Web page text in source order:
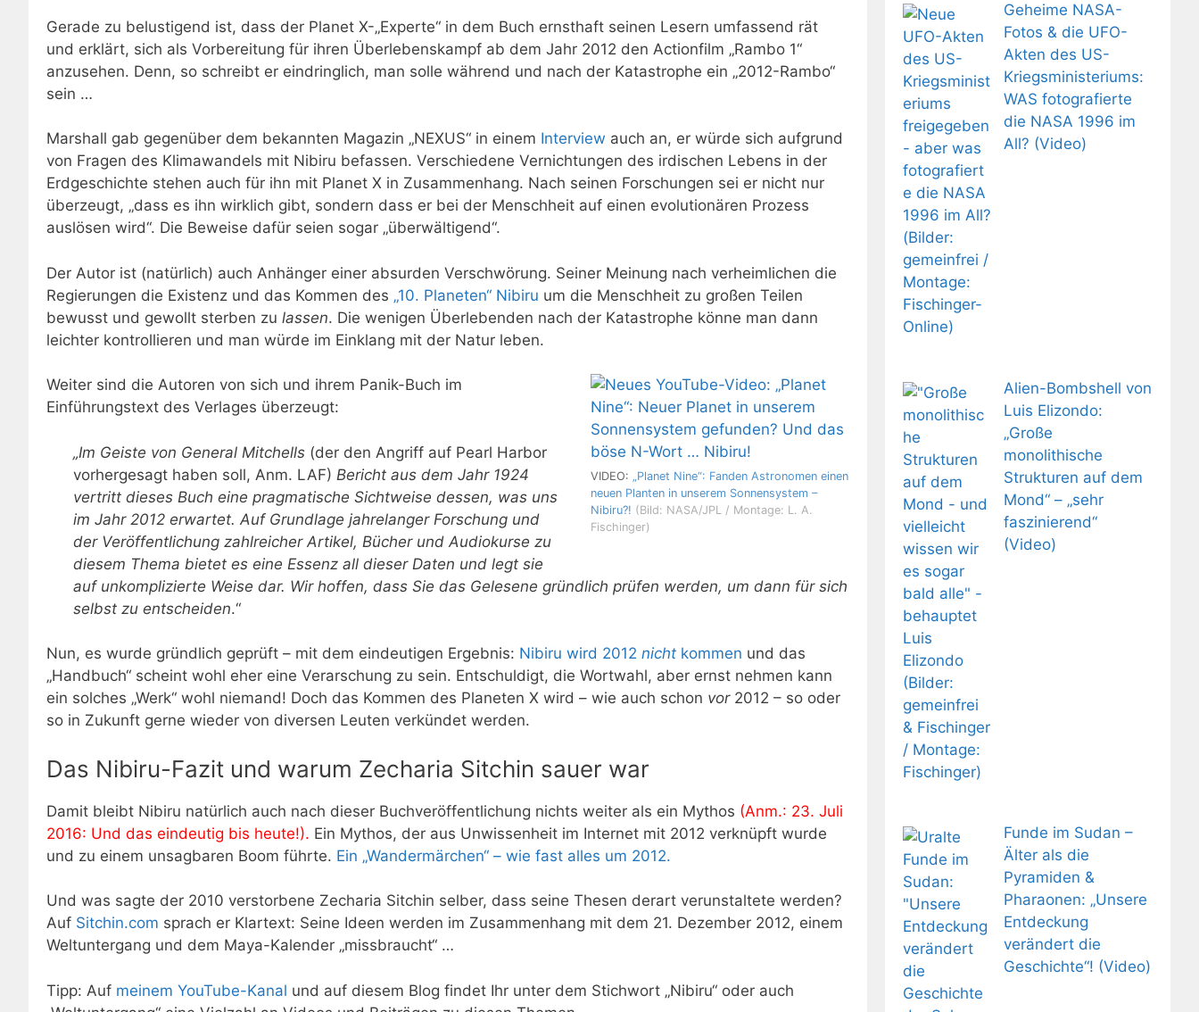
Gerade zu belustigend ist, dass der Planet X-„Experte“ in dem Buch ernsthaft seinen Lesern umfassend rät
und erklärt, sich als Vorbereitung für ihren Überlebenskampf ab dem Jahr 2012 den Actionfilm „Rambo 1“
anzusehen. Denn, so schreibt er eindringlich, man solle während und nach der Katastrophe ein „2012-Rambo“
sein …
Marshall gab gegenüber dem bekannten Magazin „NEXUS“ in einem Interview auch an, er würde sich aufgrund
von Fragen des Klimawandels mit Nibiru befassen. Verschiedene Vernichtungen des irdischen Lebens in der
Erdgeschichte stehen auch für ihn mit Planet X in Zusammenhang. Nach seinen Forschungen sei er nicht nur
überzeugt, „dass es ihn wirklich gibt, sondern dass er bei der Menschheit auf einen evolutionären Prozess
auslösen wird“. Die Beweise dafür seien sogar „überwältigend“.
Der Autor ist (natürlich) auch Anhänger einer absurden Verschwörung. Seiner Meinung nach verheimlichen die
Regierungen die Existenz und das Kommen des „10. Planeten“ Nibiru um die Menschheit zu großen Teilen
bewusst und gewollt sterben zu lassen. Die wenigen Überlebenden nach der Katastrophe könne man dann
leichter kontrollieren und man würde im Einklang mit der Natur leben.
VIDEO: „Planet Nine“: Fanden Astronomen einen
neuen Planten in unserem Sonnensystem –
Nibiru?! (Bild: NASA/JPL / Montage: L. A.
Fischinger)
Weiter sind die Autoren von sich und ihrem Panik-Buch im
Einführungstext des Verlages überzeugt:
„Im Geiste von General Mitchells (der den Angriff auf Pearl Harbor
vorhergesagt haben soll, Anm. LAF) Bericht aus dem Jahr 1924
vertritt dieses Buch eine pragmatische Sichtweise dessen, was uns
im Jahr 2012 erwartet. Auf Grundlage jahrelanger Forschung und
der Veröffentlichung zahlreicher Artikel, Bücher und Audiokurse zu
diesem Thema bietet es eine Essenz all dieser Daten und legt sie
auf unkomplizierte Weise dar. Wir hoffen, dass Sie das Gelesene gründlich prüfen werden, um dann für sich
selbst zu entscheiden.“
Nun, es wurde gründlich geprüft – mit dem eindeutigen Ergebnis: Nibiru wird 2012 nicht kommen und das
„Handbuch“ scheint wohl eher eine Verarschung zu sein. Entschuldigt, die Wortwahl, aber ernst nehmen kann
ein solches „Werk“ wohl niemand! Doch das Kommen des Planeten X wird – wie auch schon vor 2012 – so oder
so in Zukunft gerne wieder von diversen Leuten verkündet werden.
Das Nibiru-Fazit und warum Zecharia Sitchin sauer war
Damit bleibt Nibiru natürlich auch nach dieser Buchveröffentlichung nichts weiter als ein Mythos (Anm.: 23. Juli
2016: Und das eindeutig bis heute!). Ein Mythos, der aus Unwissenheit im Internet mit 2012 verknüpft wurde
und zu einem unsagbaren Boom führte. Ein „Wandermärchen“ – wie fast alles um 2012.
Und was sagte der 2010 verstorbene Zecharia Sitchin selber, dass seine Thesen derart verunstaltete werden?
Auf Sitchin.com sprach er Klartext: Seine Ideen werden im Zusammenhang mit dem 21. Dezember 2012, einem
Weltuntergang und dem Maya-Kalender „missbraucht“ …
Tipp: Auf meinem YouTube-Kanal und auf diesem Blog findet Ihr unter dem Stichwort „Nibiru“ oder auch
Geheime NASA-
Fotos & die UFO-
Akten des US-
Kriegsministeriums:
WAS fotografierte
die NASA 1996 im
All? (Video)
Alien-Bombshell von
Luis Elizondo:
„Große
monolithische
Strukturen auf dem
Mond“ – „sehr
faszinierend“
(Video)
Funde im Sudan –
Älter als die
Pyramiden &
Pharaonen: „Unsere
Entdeckung
verändert die
Geschichte“! (Video)